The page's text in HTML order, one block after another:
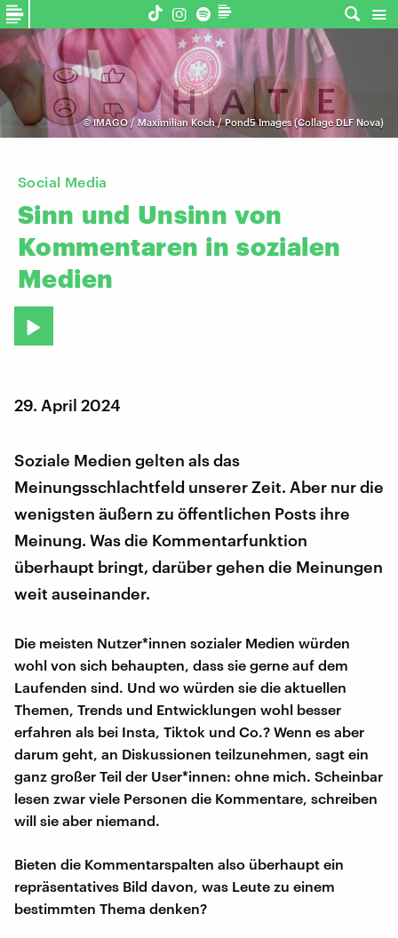
©IMAGO / Maximilian Koch / Pond5 Images (Collage DLF Nova)
Social Media
Sinn und Unsinn von
Kommentaren in sozialen
Medien
29. April 2024
Soziale Medien gelten als das
Meinungsschlachtfeld unserer Zeit. Aber nur die
wenigsten äußern zu öffentlichen Posts ihre
Meinung. Was die Kommentarfunktion
überhaupt bringt, darüber gehen die Meinungen
weit auseinander.
Die meisten Nutzer*innen sozialer Medien würden
wohl von sich behaupten, dass sie gerne auf dem
Laufenden sind. Und wo würden sie die aktuellen
Themen, Trends und Entwicklungen wohl besser
erfahren als bei Insta, Tiktok und Co.? Wenn es aber
darum geht, an Diskussionen teilzunehmen, sagt ein
ganz großer Teil der User*innen: ohne mich. Scheinbar
lesen zwar viele Personen die Kommentare, schreiben
will sie aber niemand.
Bieten die Kommentarspalten also überhaupt ein
repräsentatives Bild davon, was Leute zu einem
bestimmten Thema denken?